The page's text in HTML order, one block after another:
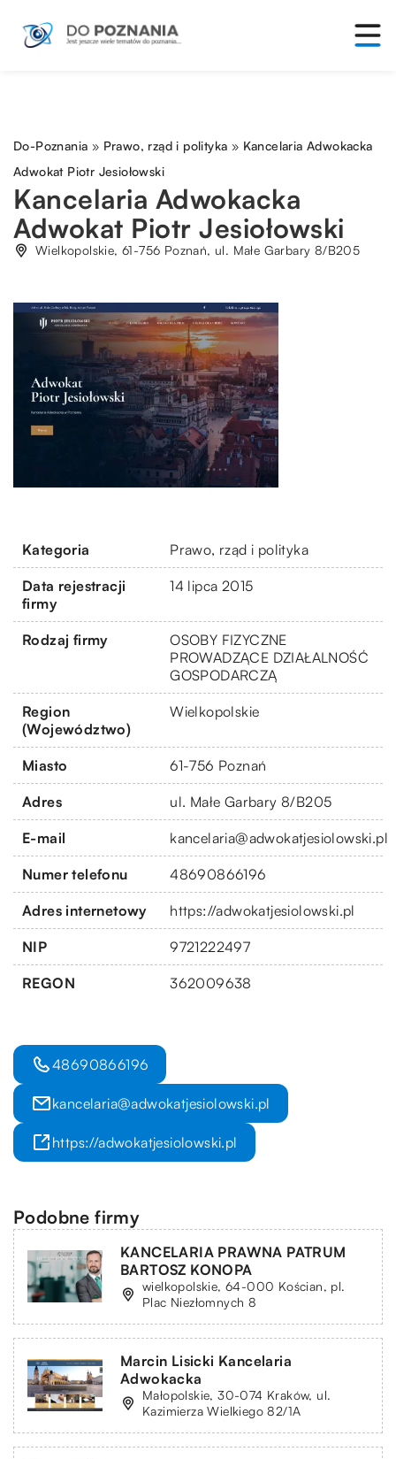
Do-Poznania » Prawo, rząd i polityka » Kancelaria Adwokacka
Adwokat Piotr Jesiołowski
Kancelaria Adwokacka
Adwokat Piotr Jesiołowski
Wielkopolskie, 61-756 Poznań, ul. Małe Garbary 8/B205
Kategoria Prawo, rząd i polityka
Data rejestracji
firmy
14 lipca 2015
Rodzaj firmy
OSOBY FIZYCZNE
PROWADZĄCE DZIAŁALNOŚĆ
GOSPODARCZĄ
Region
(Województwo)
Wielkopolskie
Miasto 61-756 Poznań
Adres ul. Małe Garbary 8/B205
E-mail kancelaria@adwokatjesiolowski.pl
Numer telefonu 48690866196
Adres internetowy https://adwokatjesiolowski.pl
NIP 9721222497
REGON 362009638
48690866196
kancelaria@adwokatjesiolowski.pl
https://adwokatjesiolowski.pl
Podobne firmy
KANCELARIA PRAWNA PATRUM
BARTOSZ KONOPA
wielkopolskie, 64-000 Kościan, pl.
Plac Niezłomnych 8
Marcin Lisicki Kancelaria
Adwokacka
Małopolskie, 30-074 Kraków, ul.
Kazimierza Wielkiego 82/1A